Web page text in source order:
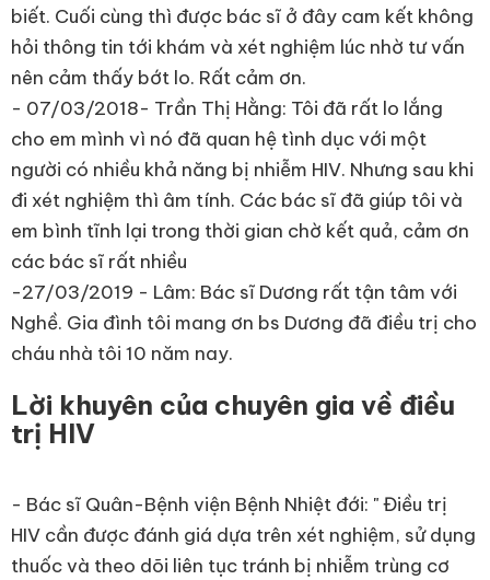
biết. Cuối cùng thì được bác sĩ ở đây cam kết không
hỏi thông tin tới khám và xét nghiệm lúc nhờ tư vấn
nên cảm thấy bớt lo. Rất cảm ơn.
- 07/03/2018- Trần Thị Hằng: Tôi đã rất lo lắng
cho em mình vì nó đã quan hệ tình dục với một
người có nhiều khả năng bị nhiễm HIV. Nhưng sau khi
đi xét nghiệm thì âm tính. Các bác sĩ đã giúp tôi và
em bình tĩnh lại trong thời gian chờ kết quả, cảm ơn
các bác sĩ rất nhiều
-27/03/2019 - Lâm: Bác sĩ Dương rất tận tâm với
Nghề. Gia đình tôi mang ơn bs Dương đã điều trị cho
cháu nhà tôi 10 năm nay.
Lời khuyên của chuyên gia về điều
trị HIV
- Bác sĩ Quân-Bệnh viện Bệnh Nhiệt đới: " Điều trị
HIV cần được đánh giá dựa trên xét nghiệm, sử dụng
thuốc và theo dõi liên tục tránh bị nhiễm trùng cơ